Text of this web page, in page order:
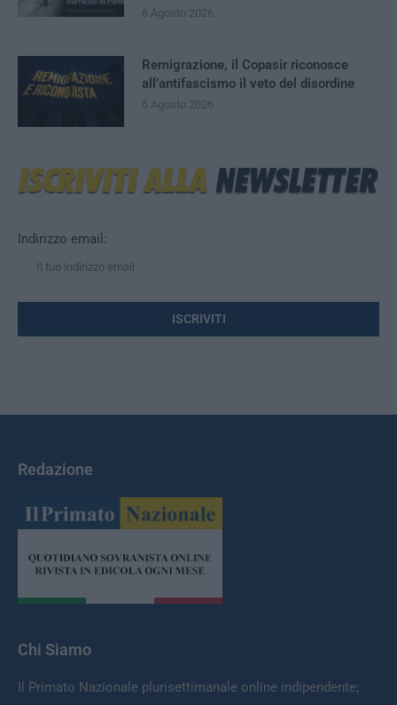
Indirizzo email:
6 Agosto 2026
Remigrazione, il Copasir riconosce
all’antifascismo il veto del disordine
6 Agosto 2026
Redazione
Chi Siamo
Il Primato Nazionale plurisettimanale online indipendente;